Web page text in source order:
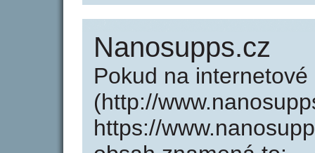
Nanosupps.cz
Pokud na
(http://
https://